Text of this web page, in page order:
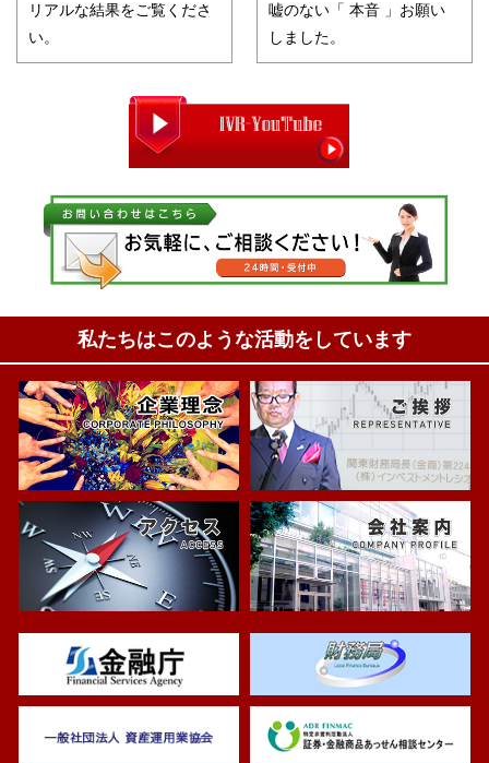
リアルな結果をご覧くださ
い。
嘘のない「 本音 」お願い
しました。
私たちはこのような活動をしています